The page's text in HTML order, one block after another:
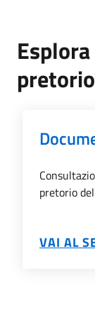
pretorio
pretorio
VAI AL